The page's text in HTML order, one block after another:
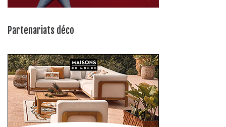
Partenariats déco